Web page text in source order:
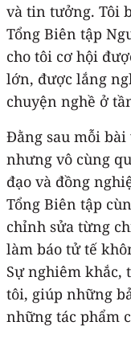
và tin tưởng. Tôi
Tổng Biên tập
cho tôi cơ hội
lớn, được lắng
chuyện nghề ở
Đằng sau mỗi
nhưng vô cùng
đạo và đồng
Tổng Biên tập
chỉnh sửa từng
làm báo tử tế
Sự nghiêm khắc,
tôi, giúp những
những tác phẩm